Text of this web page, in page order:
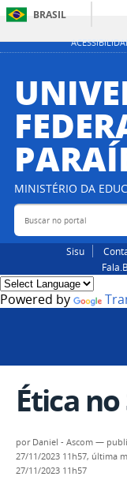
BRASIL
MINISTÉRIO DA
Buscar no portal
Sisu
Powered by
Ética
por Daniel - Ascom —
27/11/2023 11h57, última
27/11/2023 11h57